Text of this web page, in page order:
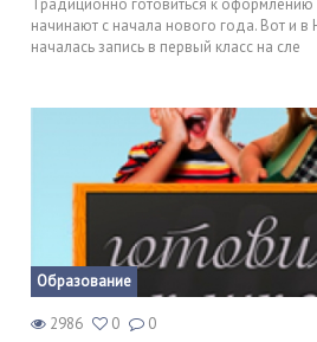
Традиционно готовиться к
начинают с начала нового года. Вот и в
началась запись в первый класс на сле
Образование
2986 0 0